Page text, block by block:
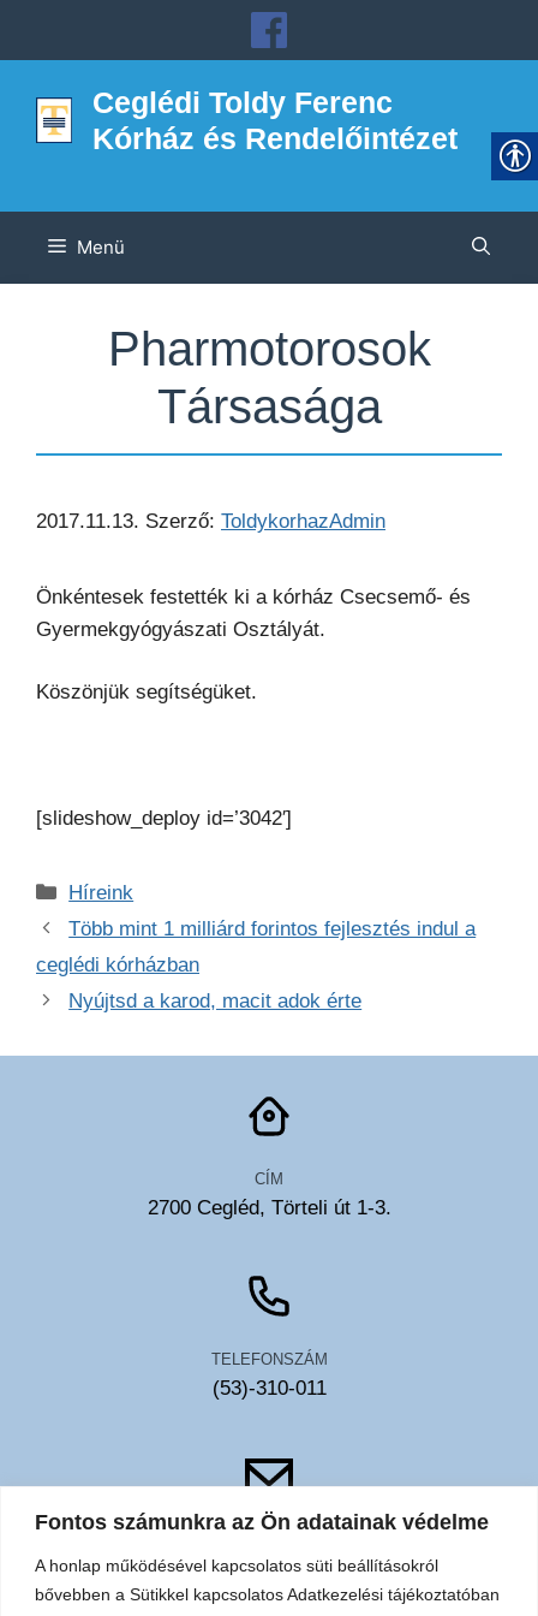
Fontos számunkra az Ön adatainak védelme
A honlap működésével kapcsolatos süti beállításokról
bővebben a Sütikkel kapcsolatos Adatkezelési tájékoztatóban
Ceglédi Toldy Ferenc
Kórház és Rendelőintézet
Menü
Pharmotorosok
Társasága
2017.11.13. Szerző: ToldykorhazAdmin
Önkéntesek festették ki a kórház Csecsemő- és
Gyermekgyógyászati Osztályát.
Köszönjük segítségüket.
[slideshow_deploy id=’3042′]
Kategória
Híreink
Több mint 1 milliárd forintos fejlesztés indul a
ceglédi kórházban
Nyújtsd a karod, macit adok érte
CÍM
2700 Cegléd, Törteli út 1-3.
TELEFONSZÁM
(53)-310-011
toldy@toldykorhaz.hu